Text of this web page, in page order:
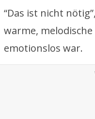
“Das ist nicht
warme,
emotionslos war.